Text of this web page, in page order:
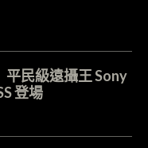
民級遠攝王 Sony
登場